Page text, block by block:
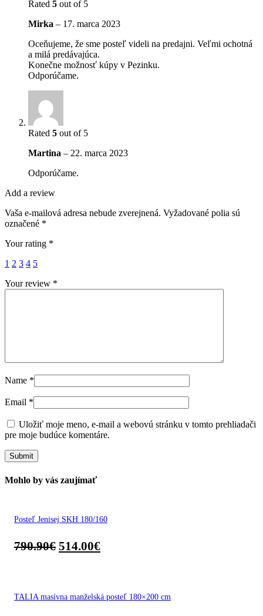
Rated 5 out of 5
Mirka – 17. marca 2023
Oceňujeme, že sme posteľ videli na predajni. Veľmi ochotná
a milá predávajúca.
Konečne možnosť kúpy v Pezinku.
Odporúčame.
Rated 5 out of 5
Martina – 22. marca 2023
Odporúčame.
Add a review
Vaša e-mailová adresa nebude zverejnená. Vyžadované polia sú
označené *
Your rating *
1 2 3 4 5
Your review *
Name *
Email *
Uložiť moje meno, e-mail a webovú stránku v tomto prehliadači
pre moje budúce komentáre.
Mohlo by vás zaujímať
Posteľ Jenisej SKH 180/160
790.90€ 514.00€
TALIA masívna manželská posteľ 180×200 cm